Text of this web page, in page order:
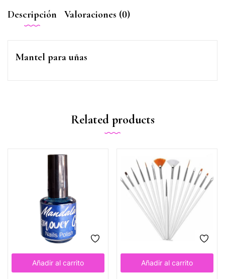
Descripción Valoraciones (0)
Mantel para uñas
Related products
Añadir al carrito Añadir al carrito